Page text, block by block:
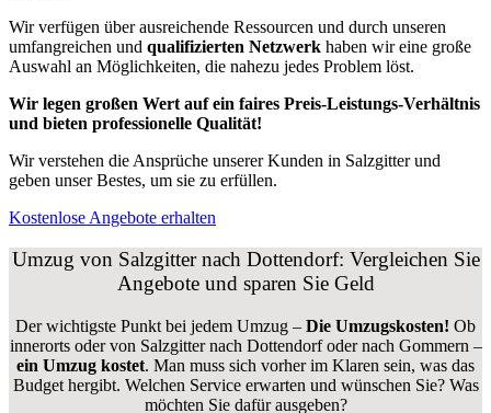
Wir verfügen über ausreichende Ressourcen und durch unseren
umfangreichen und qualifizierten Netzwerk haben wir eine große
Auswahl an Möglichkeiten, die nahezu jedes Problem löst.
Wir legen großen Wert auf ein faires Preis-Leistungs-Verhältnis
und bieten professionelle Qualität!
Wir verstehen die Ansprüche unserer Kunden in Salzgitter und
geben unser Bestes, um sie zu erfüllen.
Kostenlose Angebote erhalten
Umzug von Salzgitter nach Dottendorf: Vergleichen Sie
Angebote und sparen Sie Geld
Der wichtigste Punkt bei jedem Umzug – Die Umzugskosten! Ob
innerorts oder von Salzgitter nach Dottendorf oder nach Gommern –
ein Umzug kostet. Man muss sich vorher im Klaren sein, was das
Budget hergibt. Welchen Service erwarten und wünschen Sie? Was
möchten Sie dafür ausgeben?